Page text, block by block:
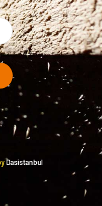
Dasistanbul